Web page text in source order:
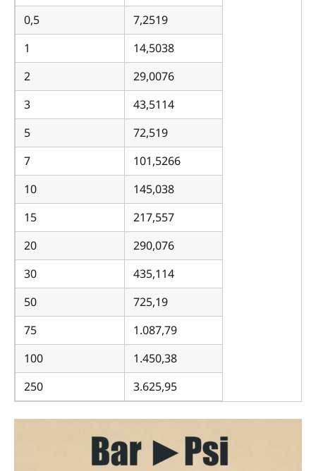
0,5
7,2519
1
14,5038
2
29,0076
3
43,5114
5
72,519
7
101,5266
10
145,038
15
217,557
20
290,076
30
435,114
50
725,19
75
1.087,79
100
1.450,38
250
3.625,95